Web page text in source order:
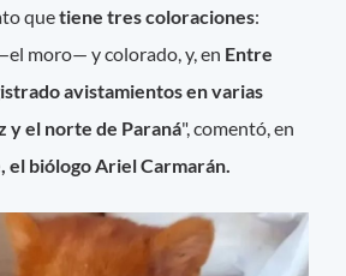
quetiene tres coloraciones:
moro— y colorado, y, en Entre
avistamientos en varias
y el norte de Paraná", comentó, en
el biólogo Ariel Carmarán.